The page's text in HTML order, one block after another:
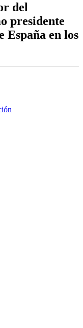
del
presidente
España en los